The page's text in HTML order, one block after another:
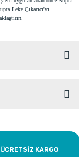
Leke Çıkarıcı'yı
ÜCRETSİZ KARGO